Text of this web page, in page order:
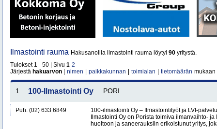
Ilmastointi rauma Hakusanoilla ilmastointi rauma löytyi 90 yritystä.
Tulokset 1 - 50 | Sivu 1 2
Järjestä hakuarvon nimen paikkakunnan toimialan tietomäärän mukaan
1. 100-Ilmastointi Oy PORI
Puh. (02) 633 6849
100-ilmastointi Oy – Ilmastointityöt ja LVI-
Ilmastointi Oy on Porista toimiva ilmanvaihto-
huoltoon ja saneerauksiin erikoistunut yritys,